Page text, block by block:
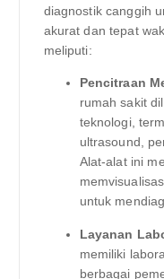
diagnostik canggih
akurat dan tepat
meliputi:
Pencitraan
rumah sakit
teknologi,
ultrasound,
Alat-alat ini
untuk
Layanan
memiliki
berbagai